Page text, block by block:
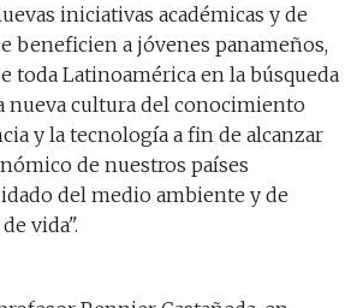
iniciativas académicas y de
beneficien a jóvenes panameños,
toda Latinoamérica en la búsqueda
nueva cultura del conocimiento
y la tecnología a fin de alcanzar
de nuestros países
del medio ambiente y de
vida".